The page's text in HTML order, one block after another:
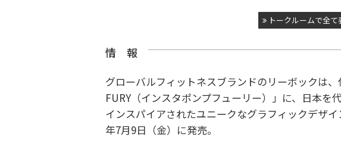
トークルームで全て
情 報
グローバルフィットネスブランドのリーボックは
FURY（インスタポンプフューリー）」に、日本を
インスパイアされたユニークなグラフィックデザ
年7月9日（金）に発売。